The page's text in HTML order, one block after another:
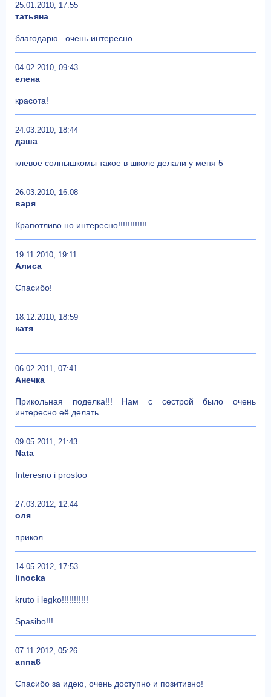
25.01.2010, 17:55
татьяна
благодарю . очень интересно
04.02.2010, 09:43
елена
красота!
24.03.2010, 18:44
даша
клевое солнышкомы такое в школе делали у меня 5
26.03.2010, 16:08
варя
Крапотливо но интересно!!!!!!!!!!!!
19.11.2010, 19:11
Алиса
Спасибо!
18.12.2010, 18:59
катя
06.02.2011, 07:41
Анечка
Прикольная поделка!!! Нам с сестрой было очень
интересно её делать.
09.05.2011, 21:43
Nata
Interesno i prostoo
27.03.2012, 12:44
оля
прикол
14.05.2012, 17:53
linocka
kruto i legko!!!!!!!!!!!
Spasibo!!!
07.11.2012, 05:26
anna6
Спасибо за идею, очень доступно и позитивно!